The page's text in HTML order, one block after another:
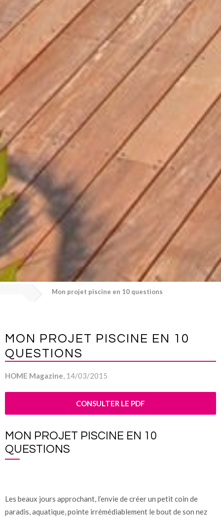
Mon projet piscine en 10 questions
MON PROJET PISCINE EN 10
QUESTIONS
HOME Magazine, 14/03/2015
CONSULTER LE PDF
MON PROJET PISCINE EN 10
QUESTIONS
Les beaux jours approchant, l’envie de créer un petit coin de
paradis, aquatique, pointe irrémédiablement le bout de son nez